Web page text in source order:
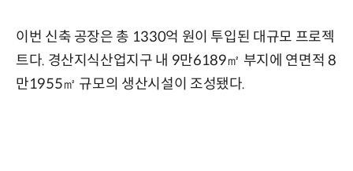
이번 신축 공장은 총 1330억 원이 투입된 대규모 프로젝
트다. 경산지식산업지구 내 9만6189㎡ 부지에 연면적 8
만1955㎡ 규모의 생산시설이 조성됐다.